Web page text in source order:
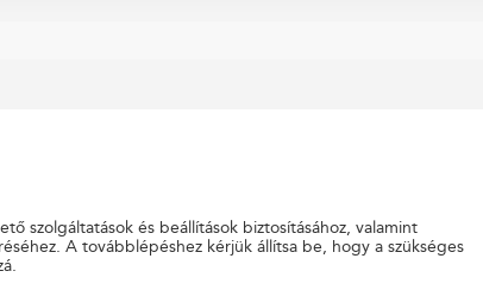
szolgáltatások és beállítások biztosításához, valamint
A továbblépéshez kérjük állítsa be, hogy a szükséges